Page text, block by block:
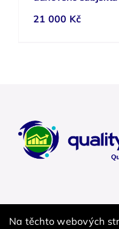
21 000 Kč
Na těchto webových